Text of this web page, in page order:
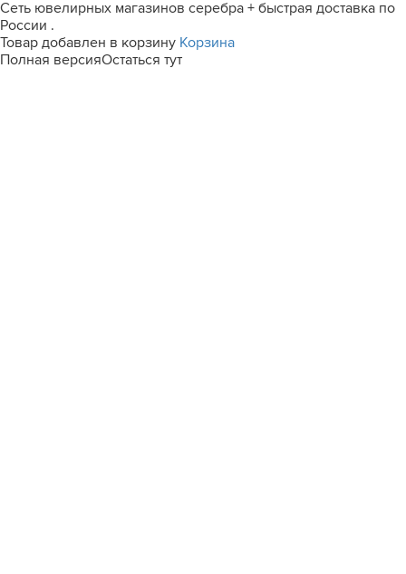
Сеть ювелирных магазинов серебра + быстрая доставка по
России .
Товар добавлен в корзину Корзина
Полная версияОстаться тут